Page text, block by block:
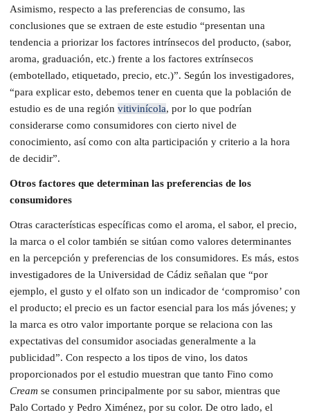
Asimismo, respecto a las preferencias de consumo, las
conclusiones que se extraen de este estudio “presentan una
tendencia a priorizar los factores intrínsecos del producto, (sabor,
aroma, graduación, etc.) frente a los factores extrínsecos
(embotellado, etiquetado, precio, etc.)”. Según los investigadores,
“para explicar esto, debemos tener en cuenta que la población de
estudio es de una región vitivinícola, por lo que podrían
considerarse como consumidores con cierto nivel de
conocimiento, así como con alta participación y criterio a la hora
de decidir”.
Otros factores que determinan las preferencias de los
consumidores
Otras características específicas como el aroma, el sabor, el precio,
la marca o el color también se sitúan como valores determinantes
en la percepción y preferencias de los consumidores. Es más, estos
investigadores de la Universidad de Cádiz señalan que “por
ejemplo, el gusto y el olfato son un indicador de ‘compromiso’ con
el producto; el precio es un factor esencial para los más jóvenes; y
la marca es otro valor importante porque se relaciona con las
expectativas del consumidor asociadas generalmente a la
publicidad”. Con respecto a los tipos de vino, los datos
proporcionados por el estudio muestran que tanto Fino como
Cream se consumen principalmente por su sabor, mientras que
Palo Cortado y Pedro Ximénez, por su color. De otro lado, el